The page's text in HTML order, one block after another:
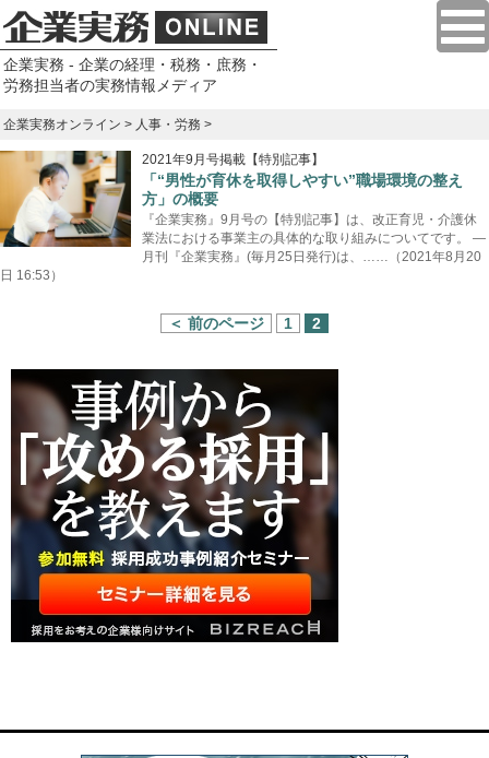
企業実務 - 企業の経理・税務・庶務・
労務担当者の実務情報メディア
企業実務オンライン > 人事・労務 >
2021年9月号掲載【特別記事】
「“男性が育休を取得しやすい”職場環境の整え
方」の概要
『企業実務』9月号の【特別記事】は、改正育児・介護休
業法における事業主の具体的な取り組みについてです。 —
月刊『企業実務』(毎月25日発行)は、……（2021年8月20
日 16:53）
＜ 前のページ 1 2